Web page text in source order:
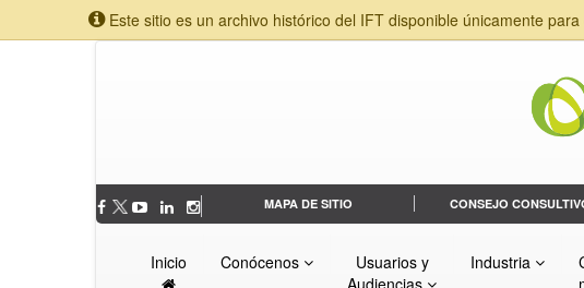
Este sitio es un archivo histórico del IFT disponible únicamente
MAPA DE SITIO CONSEJO
Inicio Conócenos
Usuarios y
Industria